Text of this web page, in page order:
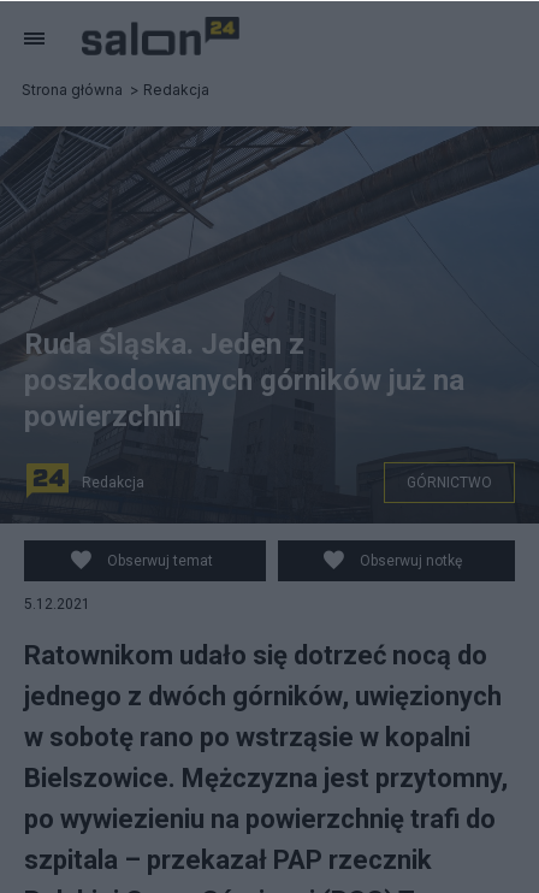
Strona główna Redakcja
PAP/Hanna Bardo
Ruda Śląska. Jeden z
poszkodowanych górników już na
powierzchni
Redakcja GÓRNICTWO
Obserwuj temat Obserwuj notkę
5.12.2021
Ratownikom udało się dotrzeć nocą do
jednego z dwóch górników, uwięzionych
w sobotę rano po wstrząsie w kopalni
Bielszowice. Mężczyzna jest przytomny,
po wywiezieniu na powierzchnię trafi do
szpitala – przekazał PAP rzecznik